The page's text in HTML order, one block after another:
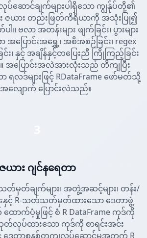
ဆောင်ချက်များပါရှိသော ကျွန်ုပ်တို့၏
ဇယား တည်းဖြတ်ကိရိယာကို အသုံးပြု၍
ဗလာ အတန်းများ ဖျက်ခြင်း၊ ပွားများ
အပြောင်းအရွှေ့၊ အစီအစဉ်ခြင်း၊ regex
င်း၊ နှင့် အချိန်နှင့်တပြေးညီ ကြိုကြည့်ခြင်း
အပြောင်းအလဲအားလုံးသည် တိကျပြီး
လဒ်များဖြင့် RDataFrame ဖော်မတ်သို့
ျောက် ပြောင်းလဲသည်။
ဇယား ဂျင်နရေတာ
တ်မှတ်ချက်များ၊ အတွဲ့အဆင့်များ၊ တန်း/
းနှင့် R-သတ်သတ်မှတ်ထားသော ဒေတာဖွဲ့
ောက်ပံ့မှုဖြင့် စံ R DataFrame ကုဒ်ကို
လုပ်ထားသော ကုဒ်ကို စာရင်းအင်း
င့် ဒေတာစနစ်တကျလုပ်ဆောင်မှုအတွက် R